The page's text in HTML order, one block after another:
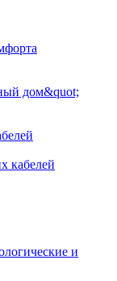
дом&quot;
кабелей
и